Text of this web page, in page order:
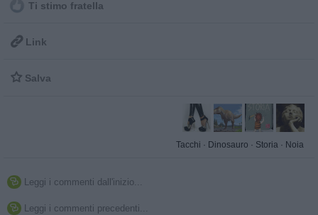
Ti stimo fratella
 Link
 Salva
Tacchi · Dinosauro · Storia · Noia
 Leggi i commenti dall'inizio...
 Leggi i commenti precedenti...